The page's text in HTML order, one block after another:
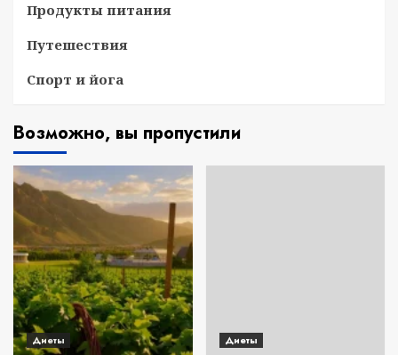
Продукты питания
Путешествия
Спорт и йога
Возможно, вы пропустили
Диеты Диеты